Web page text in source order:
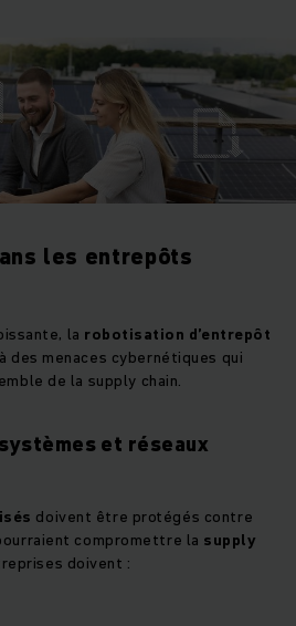
les entrepôts
la robotisation d’entrepôt
des menaces cybernétiques qui
de la supply chain.
et réseaux
doivent être protégés contre
compromettre la supply
doivent :